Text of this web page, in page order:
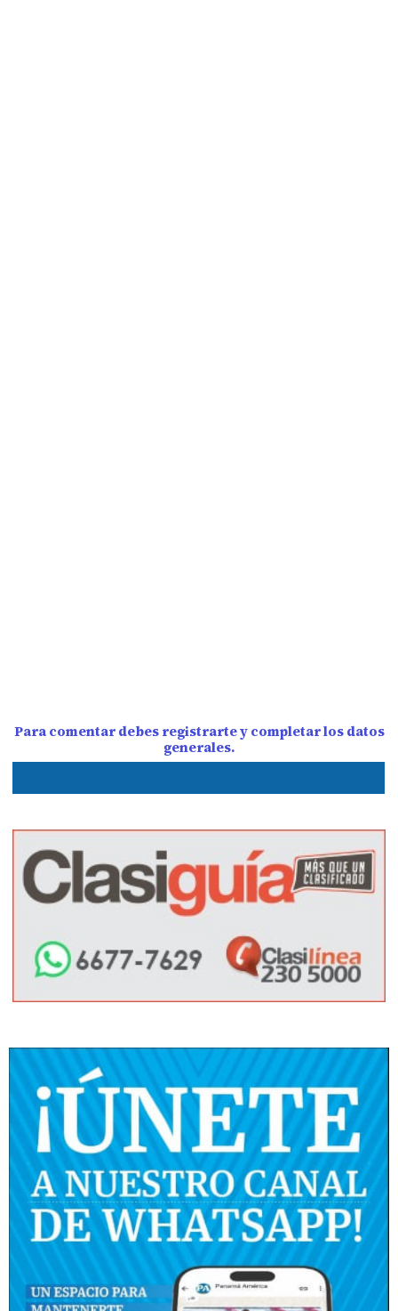
Para comentar debes registrarte y completar los datos
generales.